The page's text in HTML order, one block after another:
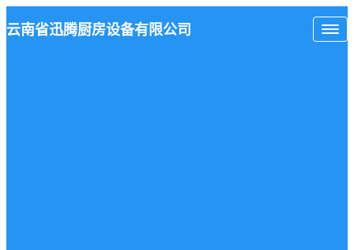
云南省迅腾厨房设备有限公司